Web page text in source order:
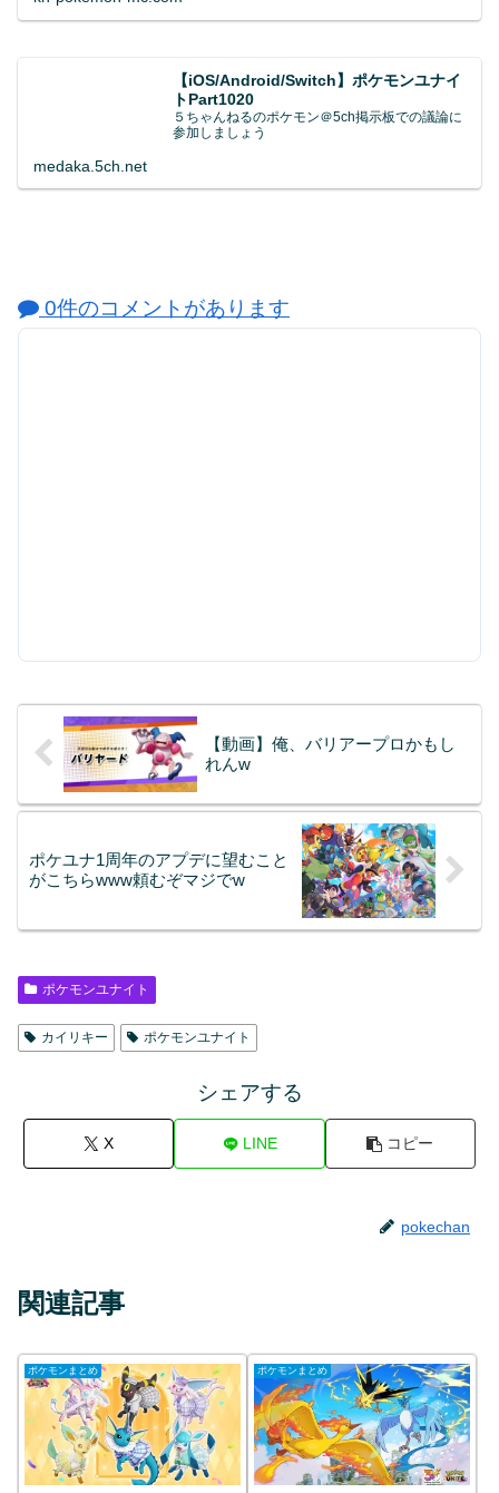
【iOS/Android/Switch】ポケモンユナイ
トPart1020
５ちゃんねるのポケモン＠5ch掲示板での議論に
参加しましょう
medaka.5ch.net
0件のコメントがあります
【動画】俺、バリアープロかもし
れんw
ポケユナ1周年のアプデに望むこと
がこちらwww頼むぞマジでw
ポケモンユナイト
カイリキー ポケモンユナイト
シェアする
X LINE コピー
pokechan
関連記事
ポケモンまとめ ポケモンまとめ